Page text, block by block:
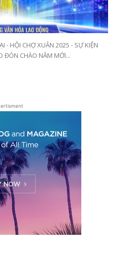
- HỘI CHỢ XUÂN 2025 - SỰ KIỆN
ĐÓN CHÀO NĂM MỚI...